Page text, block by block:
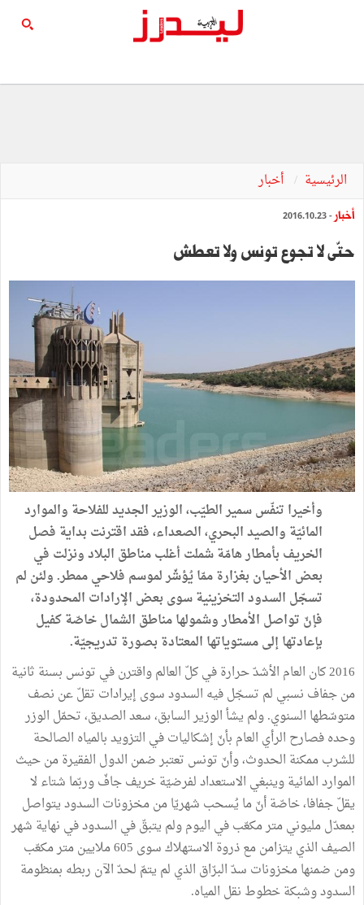
الرئيسية أخبار
أخبار - 2016.10.23
حتّى‭ ‬لا‭ ‬تجوع‭ ‬تونس‭ ‬ولا‭ ‬تعطش
وأخيرا تنفّسسميرالطيّب،الوزيرالجديدللفلاحة والموارد
المائيّة والصيدالبحري،الصعداء،فقداقترنت بداية فصل
الخريف بأمطارهامّةشملت أغلبمناطق البلادونزلت في
بعض الأحيان بغزارةممّايُؤشّرلموسم فلاحيممطر.ولئن لم
تسجّل السدودالتخزينيةسوى بعض الإرادات المحدودة،
فإنّ تواصل الأمطاروشمولهامناطق الشمالخاصّةكفيل
بإعادتهاإلىمستوياتها المعتادة بصورة تدريجيّة.
2016 كان
العام الأشدّحرارةفيكلّ العالمواقترنفي تونس بسنة ثانية
منجفاف نسبي لم تسجّلفيه السدودسوى إيرادات تقلّعن نصف
متوسّطها السنوي.ولم يشأالوزيرالسابق،سعدالصديق،تحمّل الوزر
وحدهفصارح الرأي العام بأنّ إشكالياتفي التزويدبالمياه الصالحة
للشربممكنة الحدوث،وأنّ تونس تعتبرضمن الدول الفقيرةمنحيث
المواردالمائيةوينبغي الاستعدادلفرضيّةخريفجافّوربّما شتاء لا
يقلّجفافا،خاصّةأنّما يُسحب شهريّامنمخزونات السدوديتواصل
بمعدّلمليونيمترمكعّبفي اليومولم يتبقّفي السدودفي نهاية شهر
الصيف الذي يتزامنمعذروة الاستهلاكسوى 605ملايينمترمكعّب
ومن ضمنهامخزونات سدّالبرّاق الذي لم يتمّ لحدّالآن ربطه بمنظومة
السدودوشبكةخطوط نقل المياه.